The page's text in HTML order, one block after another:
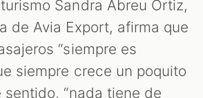
Sandra Abreu Ortiz,
de Avia Export, afirma que
“siempre es
siempre crece un poquito
sentido, “nada tiene de